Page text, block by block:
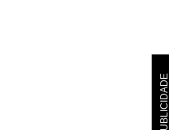
PUBLICIDADE